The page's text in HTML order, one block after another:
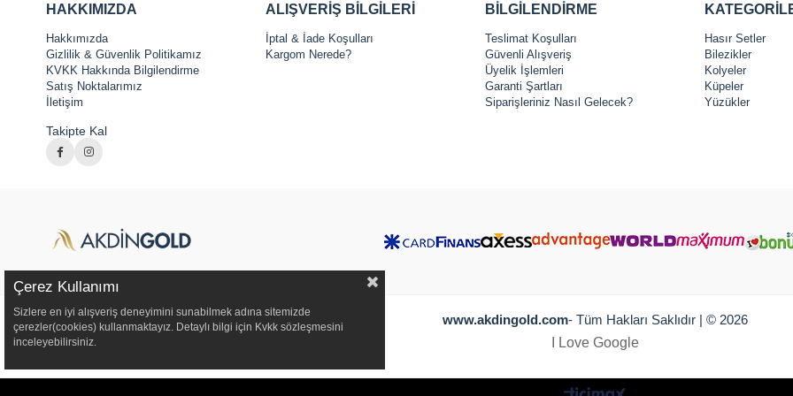
HAKKIMIZDA
Hakkımızda
Gizlilik & Güvenlik Politikamız
KVKK Hakkında Bilgilendirme
Satış Noktalarımız
İletişim
Takipte Kal
ALIŞVERİŞ BİLGİLERİ
İptal & İade Koşulları
Kargom Nerede?
BİLGİLENDİRME
Teslimat Koşulları
Güvenli Alışveriş
Üyelik İşlemleri
Garanti Şartları
Siparişleriniz Nasıl Gelecek?
Hasır Setler
Bilezikler
Kolyeler
Küpeler
Yüzükler
www.akdingold.com- Tüm Hakları Saklıdır | © 2026
I Love Google
Çerez Kullanımı
Sizlere en iyi alışveriş deneyimini sunabilmek adına sitemizde
çerezler(cookies) kullanmaktayız. Detaylı bilgi için Kvkk sözleşmesini
inceleyebilirsiniz.